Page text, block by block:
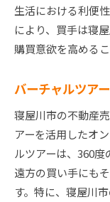
生活における利便
により、買手は寝
購買意欲を高めるこ
バーチャルツア
寝屋川市の不動産
アーを活用したオ
ルツアーは、360度
遠方の買い手にも
す。特に、寝屋川